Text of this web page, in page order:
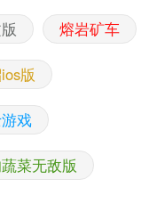
熔岩矿车
版
戏
菜无敌版